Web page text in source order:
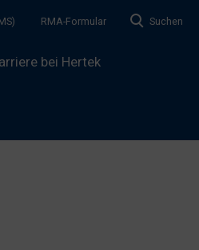
bei Hertek
RMA-Formular Suchen